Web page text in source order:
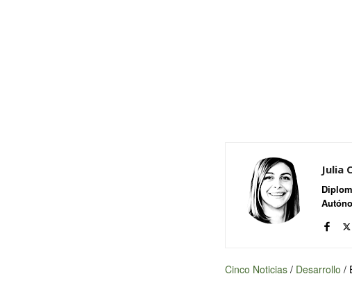
Julia
Cinco Noticias / Desarrollo /